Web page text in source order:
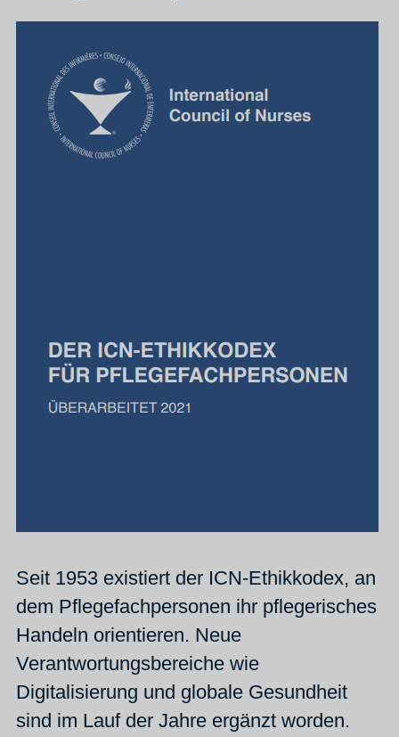
Seit 1953 existiert der ICN-Ethikkodex, an
dem Pflegefachpersonen ihr pflegerisches
Handeln orientieren. Neue
Verantwortungsbereiche wie
Digitalisierung und globale Gesundheit
sind im Lauf der Jahre ergänzt worden.